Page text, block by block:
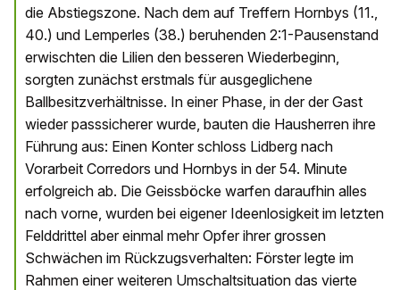
die Abstiegszone. Nach dem auf Treffern Hornbys (11.,
40.) und Lemperles (38.) beruhenden 2:1-Pausenstand
erwischten die Lilien den besseren Wiederbeginn,
sorgten zunächst erstmals für ausgeglichene
Ballbesitzverhältnisse. In einer Phase, in der der Gast
wieder passsicherer wurde, bauten die Hausherren ihre
Führung aus: Einen Konter schloss Lidberg nach
Vorarbeit Corredors und Hornbys in der 54. Minute
erfolgreich ab. Die Geissböcke warfen daraufhin alles
nach vorne, wurden bei eigener Ideenlosigkeit im letzten
Felddrittel aber einmal mehr Opfer ihrer grossen
Schwächen im Rückzugsverhalten: Förster legte im
Rahmen einer weiteren Umschaltsituation das vierte